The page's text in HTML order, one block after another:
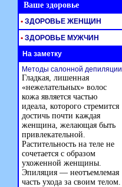
Ваше здоровье
• ЗДОРОВЬЕ ЖЕНЩИН
• ЗДОРОВЬЕ МУЖЧИН
На заметку
Методы салонной депиляции
Гладкая, лишенная
«нежелательных» волос
кожа является частью
идеала, которого стремится
достичь почти каждая
женщина, желающая быть
привлекательной.
Растительность на теле не
сочетается с образом
ухоженной женщины.
Эпиляция — неотъемлемая
часть ухода за своим телом.